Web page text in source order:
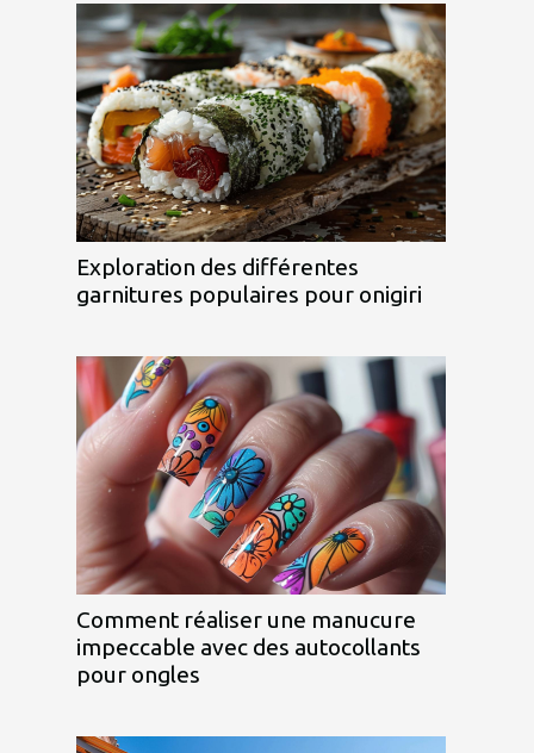
Exploration des différentes
garnitures populaires pour onigiri
Comment réaliser une manucure
impeccable avec des autocollants
pour ongles